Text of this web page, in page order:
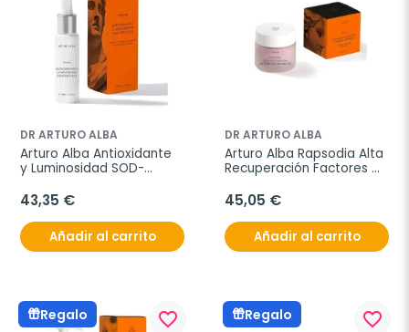
DR ARTURO ALBA
Arturo Alba Antioxidante
y Luminosidad SOD-
43,35 €
Añadir al carrito
DR ARTURO ALBA
Arturo Alba Rapsodia Alta
Recuperación Factores
45,05 €
Añadir al carrito
Regalo favorite_border Regalo favorite_border